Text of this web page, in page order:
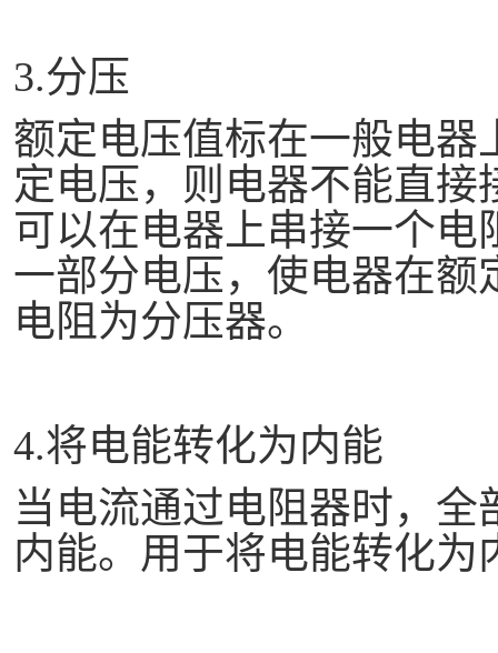
3.分压
额定电压值标在一般电
定电压，则电器不能直
可以在电器上串接一个
一部分电压，使电器在
电阻为分压器。
4.将电能转化为内能
当电流通过电阻器时，
内能。用于将电能转化